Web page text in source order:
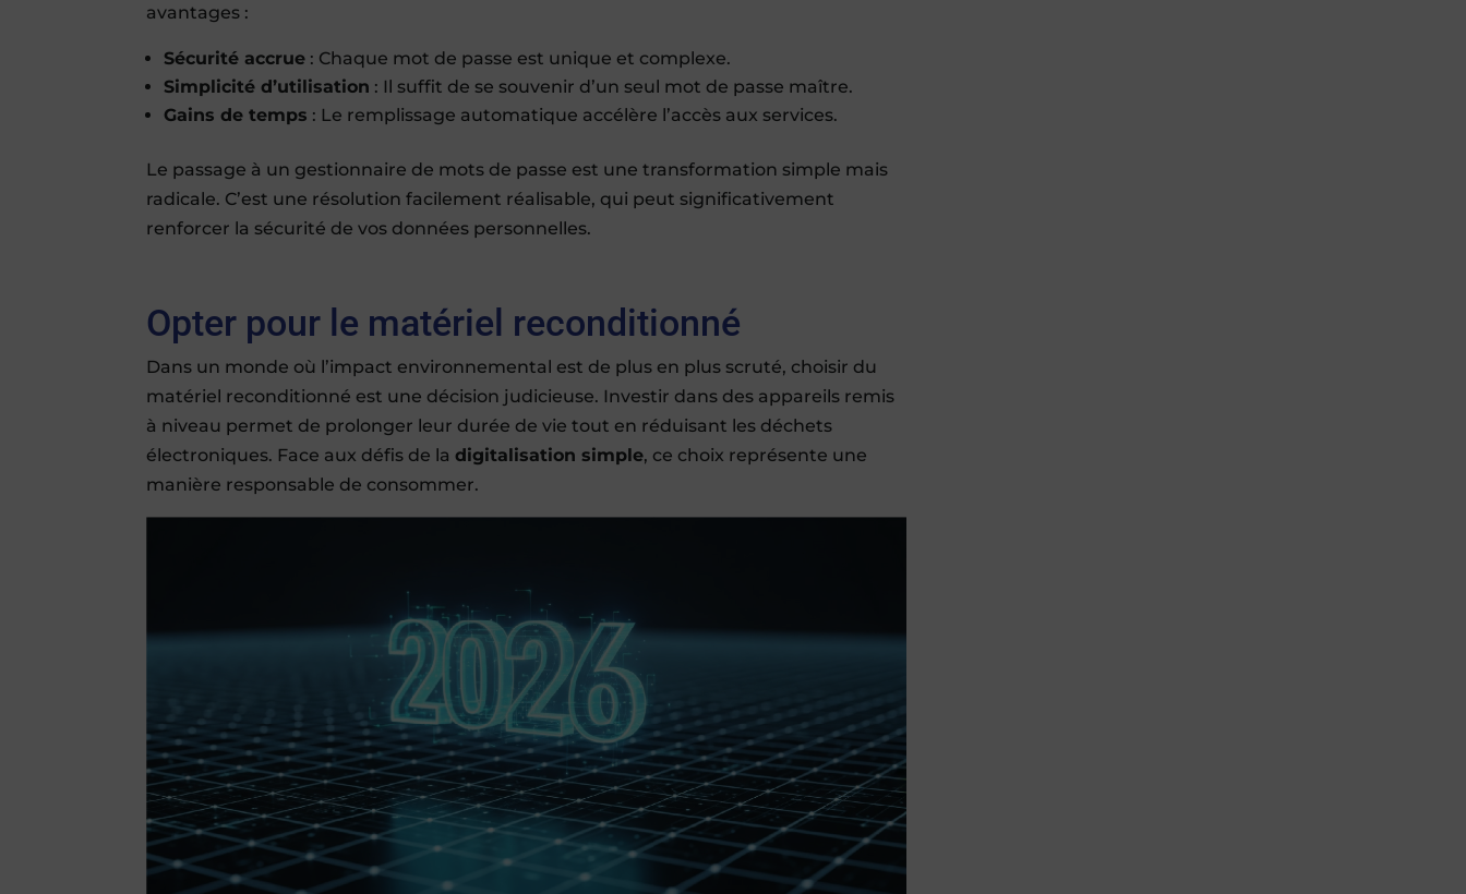
avantages :
Sécurité accrue : Chaque mot de passe est unique et complexe.
Simplicité d’utilisation : Il suffit de se souvenir d’un seul mot de passe maître.
Gains de temps : Le remplissage automatique accélère l’accès aux services.
Le passage à un gestionnaire de mots de passe est une transformation simple mais
radicale. C’est une résolution facilement réalisable, qui peut significativement
renforcer la sécurité de vos données personnelles.
Opter pour le matériel reconditionné
Dans un monde où l’impact environnemental est de plus en plus scruté, choisir du
matériel reconditionné est une décision judicieuse. Investir dans des appareils remis
à niveau permet de prolonger leur durée de vie tout en réduisant les déchets
électroniques. Face aux défis de ladigitalisation simple, ce choix représente une
manière responsable de consommer.